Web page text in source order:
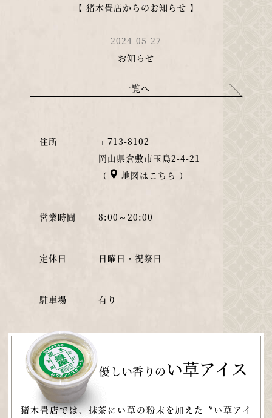
【 猪木畳店からのお知らせ 】
2024-05-27
お知らせ
一覧へ
住所
〒713-8102
岡山県倉敷市玉島2-4-21
（
地図はこちら ）
営業時間 8:00～20:00
定休日 日曜日・祝祭日
駐車場 有り
優しい香りのい草アイス
猪木畳店では、抹茶にい草の粉末を加えた 〝い草アイ